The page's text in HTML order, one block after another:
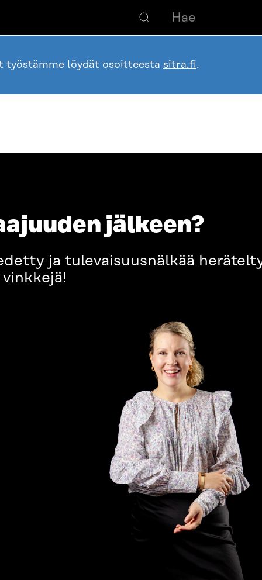
löydät osoitteesta sitra.fi.
jälkeen?
ja tulevaisuusnälkää